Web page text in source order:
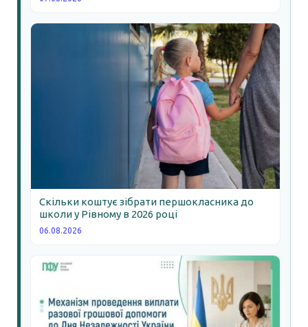
Скільки коштує зібрати першокласника до
школи у Рівному в 2026 році
06.08.2026